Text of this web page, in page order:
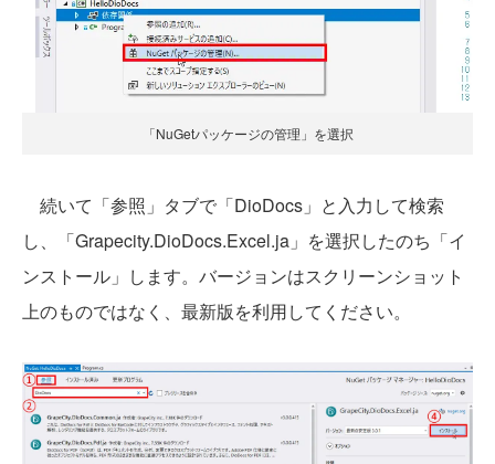
「NuGetパッケージの管理」を選択
続いて「参照」タブで「DioDocs」と入力して検索
し、「Grapecity.DioDocs.Excel.ja」を選択したのち「イ
ンストール」します。バージョンはスクリーンショット
上のものではなく、最新版を利用してください。